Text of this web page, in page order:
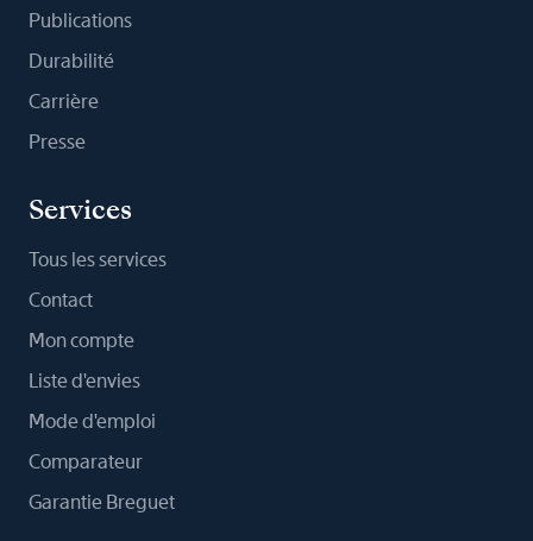
Publications
Durabilité
Carrière
Presse
Services
Tous les services
Contact
Mon compte
Liste d'envies
Mode d'emploi
Comparateur
Garantie Breguet